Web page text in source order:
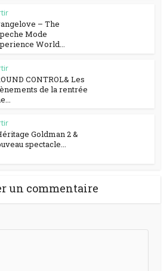
– The
Mode
World...
CONTROL& Les
de la rentrée
Goldman 2 &
spectacle...
un commentaire